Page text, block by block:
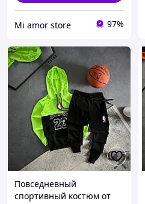
Mi amor store 97%
Повседневный
спортивный костюм от